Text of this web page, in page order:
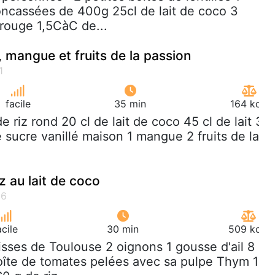
de 400g 25cl de lait de coco 3
1,5CàC de...
mangue et fruits de la passion
facile 35 min 164
riz rond 20 cl de lait de coco 45 cl de lait
vanillé maison 1 mangue 2 fruits de la
au lait de coco
30 min 509
de Toulouse 2 oignons 1 gousse d'ail 8
de tomates pelées avec sa pulpe Thym 1